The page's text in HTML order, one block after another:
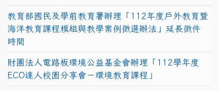
教育部國民及學前教育署辦理「112年度戶外教育暨
海洋教育課程模組與教學案例徵選辦法」延長徵件
時間
財團法人電路板環境公益基金會辦理「112學年度
ECO達人校園分享會－環境教育課程」